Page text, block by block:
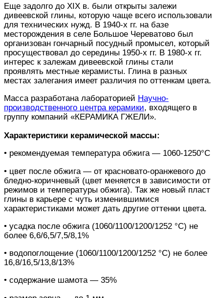
Еще задолго до ХIX в. были открыты залежи
дивеевской глины, которую чаще всего использовали
для технических нужд. В 1940-х гг. на базе
месторождения в селе Большое Череватово был
организован гончарный посудный промысел, который
просуществовал до середины 1950-х гг. В 1980-х гг.
интерес к залежам дивеевской глины стали
проявлять местные керамисты. Глина в разных
местах залегания имеет различия по оттенкам цвета.
Масса разработана лабораторией Научно-
производственного центра керамики, входящего в
группу компаний «КЕРАМИКА ГЖЕЛИ».
Характеристики керамической массы:
• рекомендуемая температура обжига — 1060-1250°С
• цвет после обжига — от красновато-оранжевого до
бледно-коричневый (цвет меняется в зависимости от
режимов и температуры обжига). Так же новый пласт
глины в карьере с чуть изменившимися
характеристиками может дать другие оттенки цвета.
• усадка после обжига (1060/1100/1200/1252 °С) не
более 6,6/6,5/7,5/8,1%
• водопоглощение (1060/1100/1200/1252 °С) не более
16,8/16,5/13,8/13%
• содержание шамота — 35%